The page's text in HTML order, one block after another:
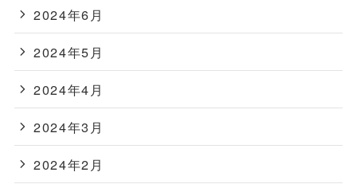
2024年6月
2024年5月
2024年4月
2024年3月
2024年2月